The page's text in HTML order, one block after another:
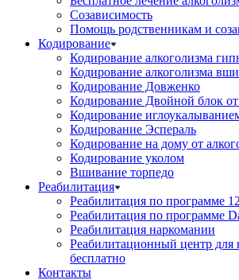
Созависимость
Помощь родственникам и
Кодирование
Кодирование алкоголизма
Кодирование алкоголизма
Кодирование Довженко
Кодирование Двойной блок от
Кодирование
Кодирование Эспераль
Кодирование на дому от
Кодирование уколом
Вшивание торпедо
Реабилитация
Реабилитация по программе
Реабилитация по программе
Реабилитация наркомании
Реабилитационный центр для
бесплатно
Контакты